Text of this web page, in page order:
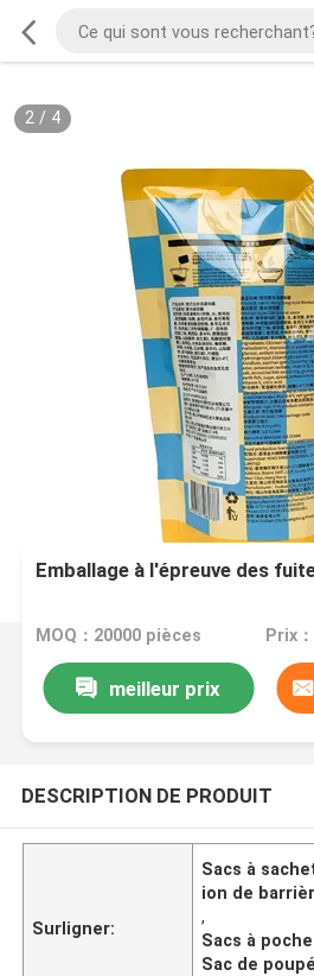
2/ 4
Emballage à l'épreuve des
MOQ：20000 pièces Prix
meilleur prix
DESCRIPTION DE PRODUIT
Surligner:
Sacs à
ion de
,
Sacs à
Sac de